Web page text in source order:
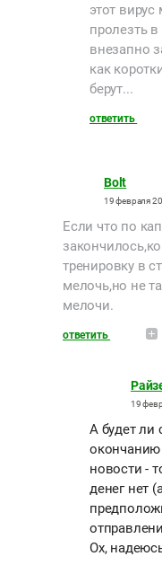
этот
пролезть
внезапно
как
берут...
ответить
Bolt
19 февраля
Если что по
тренировку в
мелочь,но не
мелочи.
ответить
19
А будет ли
новости -
денег нет
Ох,